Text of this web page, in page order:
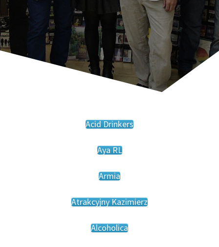
Acid Drinkers
Aya RL
Armia
Atrakcyjny Kazimierz
Alcoholica